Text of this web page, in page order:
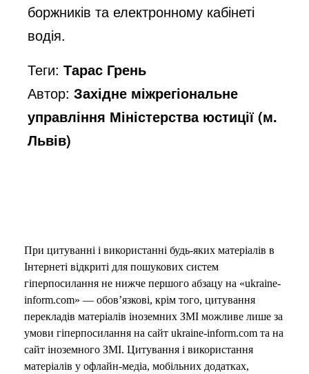
боржників та електронному кабінеті
водія.
Теги:Тарас Грень
Автор:Західне міжрегіональне
управління Міністерства юстиції (м.
Львів)
При цитуванні і використанні будь-яких матеріалів в
Інтернеті відкриті для пошукових систем
гіперпосилання не нижче першого абзацу на «ukraine-
inform.com» — обов’язкові, крім того, цитування
перекладів матеріалів іноземних ЗМІ можливе лише за
умови гіперпосилання на сайт ukraine-inform.com та на
сайт іноземного ЗМІ. Цитування і використання
матеріалів у офлайн-медіа, мобільних додатках,